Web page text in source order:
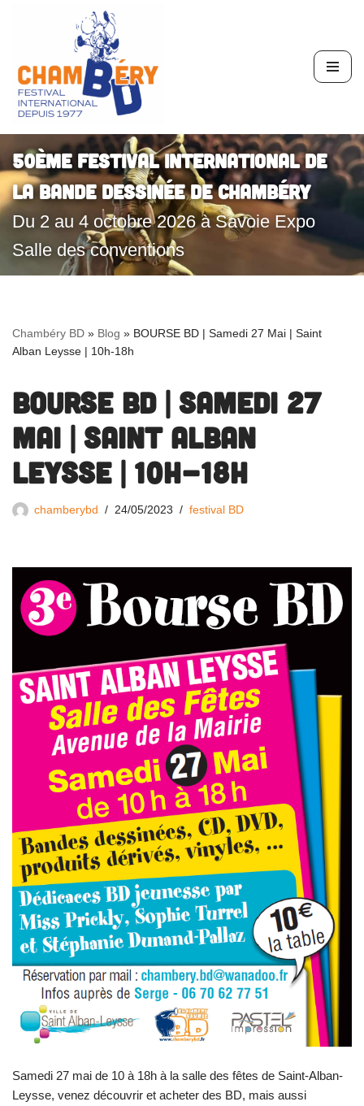
au
contenu
50ème Festival International de
la Bande Dessinée de Chambéry
Du 2 au 4 octobre 2026 à Savoie Expo
Salle des conventions
Chambéry BD » Blog » BOURSE BD | Samedi 27 Mai | Saint
Alban Leysse | 10h-18h
BOURSE BD | Samedi 27
Mai | Saint Alban
Leysse | 10h-18h
chamberybd 24/05/2023 festival BD
Samedi 27 mai de 10 à 18h à la salle des fêtes de Saint-Alban-
Leysse, venez découvrir et acheter des BD, mais aussi